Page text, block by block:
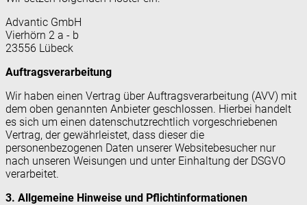
Advantic GmbH
Vierhörn 2 a - b
23556 Lübeck
Auftragsverarbeitung
Wir haben einen Vertrag über Auftragsverarbeitung (AVV) mit
dem oben genannten Anbieter geschlossen. Hierbei handelt
es sich um einen datenschutzrechtlich vorgeschriebenen
Vertrag, der gewährleistet, dass dieser die
personenbezogenen Daten unserer Websitebesucher nur
nach unseren Weisungen und unter Einhaltung der DSGVO
verarbeitet.
3. Allgemeine Hinweise und Pflicht­informationen